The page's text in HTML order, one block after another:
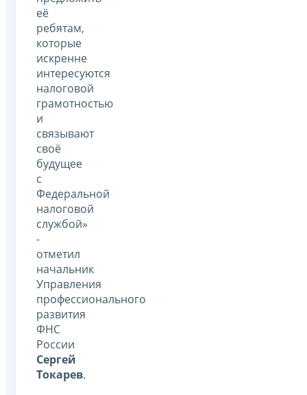
её
ребятам,
которые
искренне
интересуются
налоговой
грамотностью
и
связывают
своё
будущее
с
Федеральной
налоговой
службой»
-
отметил
начальник
Управления
профессионального
развития
ФНС
России
Сергей
Токарев.